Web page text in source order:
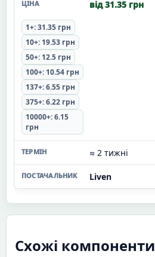
від 31.35 грн
1+: 31.35 грн
10+: 19.53 грн
50+: 12.5 грн
100+: 10.54 грн
137+: 6.55 грн
375+: 6.22 грн
10000+: 6.15
грн
≈ 2 тижні
Liven
Схожі компоненти